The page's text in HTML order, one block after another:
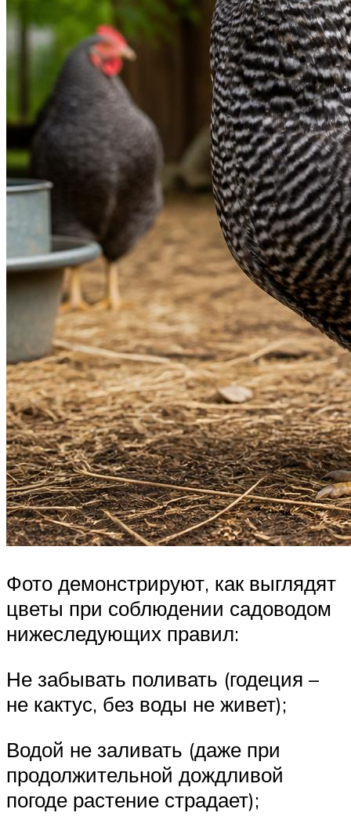
Фото демонстрируют, как выглядят
цветы при соблюдении садоводом
нижеследующих правил:
Не забывать поливать (годеция –
не кактус, без воды не живет);
Водой не заливать (даже при
продолжительной дождливой
погоде растение страдает);